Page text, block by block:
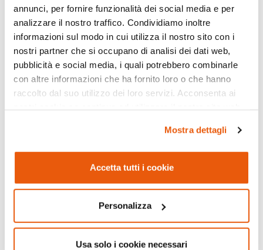
annunci, per fornire funzionalità dei social media e per
analizzare il nostro traffico. Condividiamo inoltre
informazioni sul modo in cui utilizza il nostro sito con i
nostri partner che si occupano di analisi dei dati web,
pubblicità e social media, i quali potrebbero combinarle
con altre informazioni che ha fornito loro o che hanno
raccolto dal suo utilizzo dei loro servizi. Acconsenta ai
Mostra dettagli
Accetta tutti i cookie
Personalizza
Usa solo i cookie necessari